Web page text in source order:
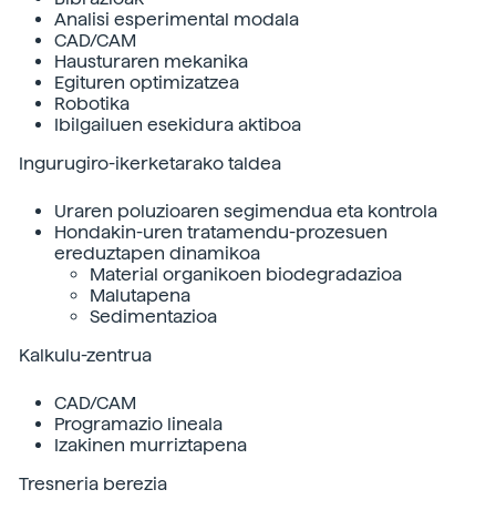
Analisi esperimental modala
CAD/CAM
Hausturaren mekanika
Egituren optimizatzea
Robotika
Ibilgailuen esekidura aktiboa
Ingurugiro-ikerketarako taldea
Uraren poluzioaren segimendua eta kontrola
Hondakin-uren tratamendu-prozesuen
ereduztapen dinamikoa
Material organikoen biodegradazioa
Malutapena
Sedimentazioa
Kalkulu-zentrua
CAD/CAM
Programazio lineala
Izakinen murriztapena
Tresneria berezia